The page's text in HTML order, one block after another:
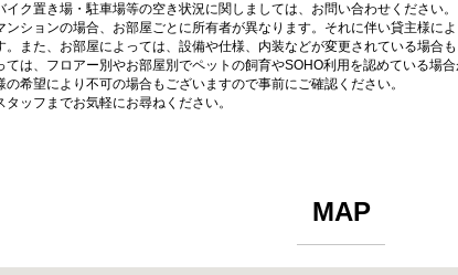
ク置き場・駐車場等の空き状況に関しましては、お問い合わせください。
ションの場合、お部屋ごとに所有者が異なります。それに伴い貸主様に
。また、お部屋によっては、設備や仕様、内装などが変更されている場合も
は、フロアー別やお部屋別でペットの飼育やSOHO利用を認めている場
の希望により不可の場合もございますので事前にご確認ください。
タッフまでお気軽にお尋ねください。
MAP